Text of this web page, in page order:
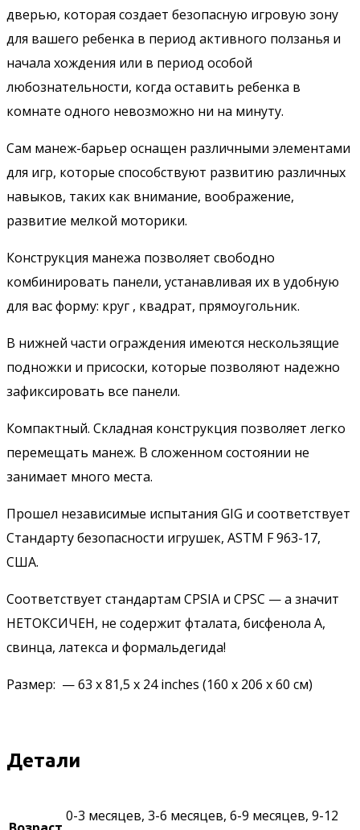
дверью, которая создает безопасную игровую зону
для вашего ребенка в период активного ползанья и
начала хождения или в период особой
любознательности, когда оставить ребенка в
комнате одного невозможно ни на минуту.
Сам манеж-барьер оснащен различными элементами
для игр, которые способствуют развитию различных
навыков, таких как внимание, воображение,
развитие мелкой моторики.
Конструкция манежа позволяет свободно
комбинировать панели, устанавливая их в удобную
для вас форму: круг , квадрат, прямоугольник.
В нижней части ограждения имеются нескользящие
подножки и присоски, которые позволяют надежно
зафиксировать все панели.
Компактный. Складная конструкция позволяет легко
перемещать манеж. В сложенном состоянии не
занимает много места.
Прошел независимые испытания GIG и соответствует
Стандарту безопасности игрушек, ASTM F 963-17,
США.
Соответствует стандартам CPSIA и CPSC — а значит
НЕТОКСИЧЕН, не содержит фталата, бисфенола А,
свинца, латекса и формальдегида!
Размер: — 63 x 81,5 x 24 inches (160 х 206 х 60 см)
Детали
0-3 месяцев, 3-6 месяцев, 6-9 месяцев, 9-12